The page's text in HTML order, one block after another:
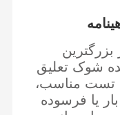
شوک تعلیق
تست مناسب،
یا فرسوده